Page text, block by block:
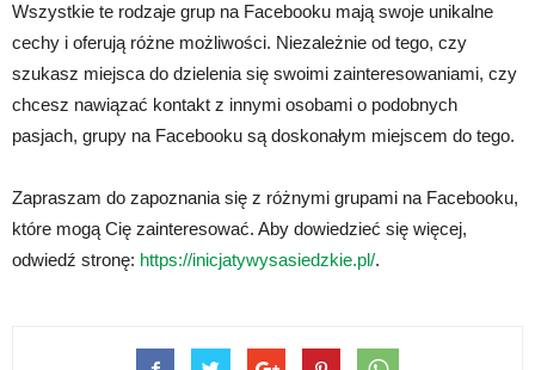
Wszystkie te rodzaje grup na Facebooku mają swoje unikalne
cechy i oferują różne możliwości. Niezależnie od tego, czy
szukasz miejsca do dzielenia się swoimi zainteresowaniami, czy
chcesz nawiązać kontakt z innymi osobami o podobnych
pasjach, grupy na Facebooku są doskonałym miejscem do tego.
Zapraszam do zapoznania się z różnymi grupami na Facebooku,
które mogą Cię zainteresować. Aby dowiedzieć się więcej,
odwiedź stronę: https://inicjatywysasiedzkie.pl/.